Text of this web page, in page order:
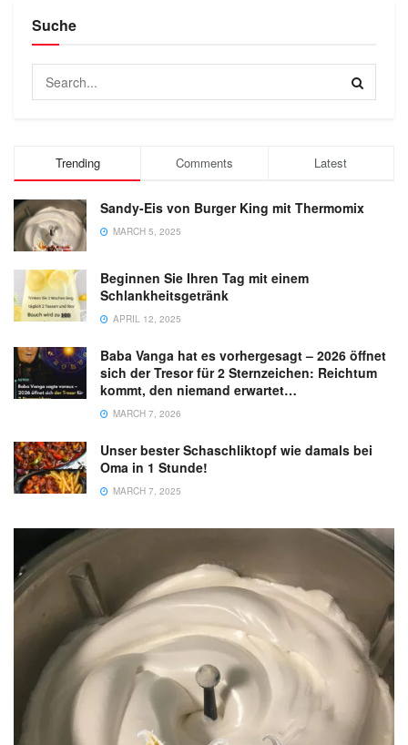
Suche
Trending Comments Latest
Sandy-Eis von Burger King mit Thermomix
MARCH 5, 2025
Beginnen Sie Ihren Tag mit einem
Schlankheitsgetränk
APRIL 12, 2025
Baba Vanga hat es vorhergesagt – 2026 öffnet
sich der Tresor für 2 Sternzeichen: Reichtum
kommt, den niemand erwartet…
MARCH 7, 2026
Unser bester Schaschliktopf wie damals bei
Oma in 1 Stunde!
MARCH 7, 2025